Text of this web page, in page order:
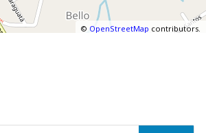
© OpenStreetMap contributors.